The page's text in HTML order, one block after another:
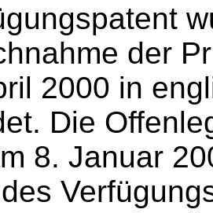
der
2000 in
Die
8. Januar